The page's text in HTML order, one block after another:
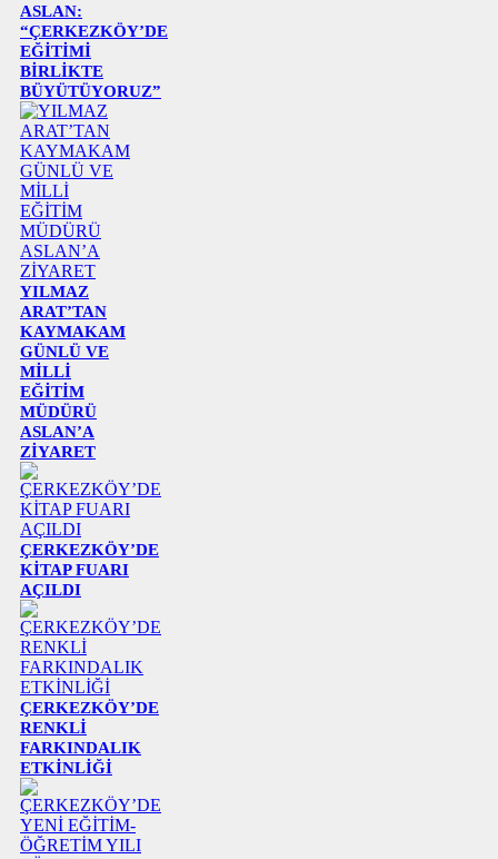
ASLAN:
“ÇERKEZKÖY’DE
EĞİTİMİ
BİRLİKTE
BÜYÜTÜYORUZ”
YILMAZ
ARAT’TAN
KAYMAKAM
GÜNLÜ VE
MİLLİ
EĞİTİM
MÜDÜRÜ
ASLAN’A
ZİYARET
ÇERKEZKÖY’DE
KİTAP FUARI
AÇILDI
ÇERKEZKÖY’DE
RENKLİ
FARKINDALIK
ETKİNLİĞİ